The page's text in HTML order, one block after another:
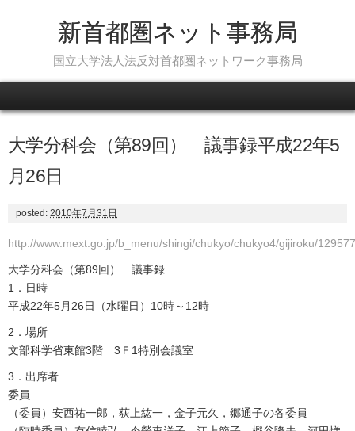
新首都圏ネット事務局
国立大学法人法反対首都圏ネットワーク事務局
大学分科会（第89回） 議事録平成22年5
月26日
posted: 2010年7月31日
http://www.mext.go.jp/b_menu/shingi/chukyo/chukyo4/gijiroku/
大学分科会（第89回） 議事録
1．日時
平成22年5月26日（水曜日）10時～12時
2．場所
文部科学省東館3階 3Ｆ1特別会議室
3．出席者
委員
（委員）安西祐一郎，荻上紘一，金子元久，郷通子の各委員